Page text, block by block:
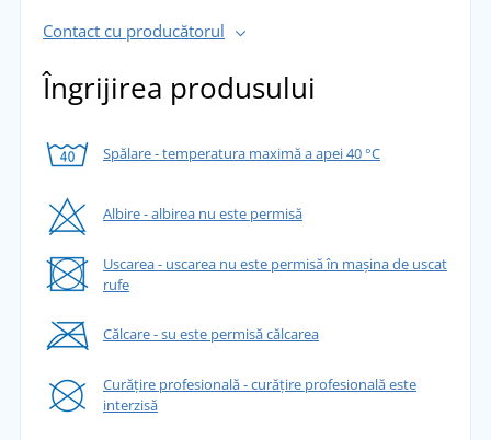
Contact cu producătorul
Îngrijirea produsului
Spălare - temperatura maximă a apei 40 °C
Albire - albirea nu este permisă
Uscarea - uscarea nu este permisă în mașina de uscat
rufe
Călcare - su este permisă călcarea
Curățire profesională - curățire profesională este
interzisă